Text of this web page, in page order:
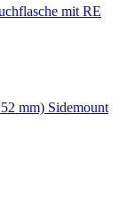
Sidemount